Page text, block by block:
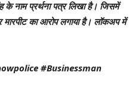
के नाम प्रर्थना पत्र लिखा है। जिसमें
मारपीट का आरोप लगाया है। लॉकअप में
#Businessman